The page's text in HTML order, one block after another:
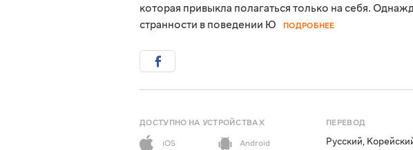
которая привыкла полагаться только на себя.
странности в поведении Ю
ПОДРОБНЕЕ
ДОСТУПНО НА УСТРОЙСТВАХ
iOS
Android
ПЕРЕВОД
Русский,